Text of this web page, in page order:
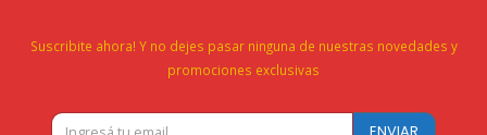
Suscribite ahora! Y no dejes pasar ninguna de nuestras novedades y
promociones exclusivas